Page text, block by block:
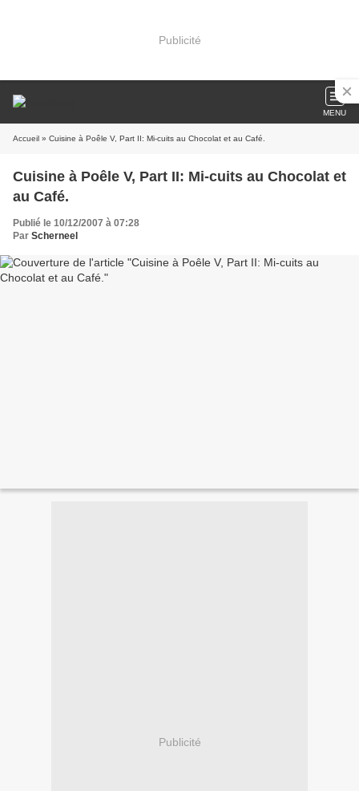
Publicité
MENU
Accueil » Cuisine à Poêle V, Part II: Mi-cuits au Chocolat et au Café.
Cuisine à Poêle V, Part II: Mi-cuits au Chocolat et
au Café.
Publié le 10/12/2007 à 07:28
Par Scherneel
Publicité